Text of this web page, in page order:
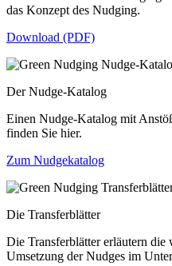
das Konzept des Nudging.
Download (PDF)
Der Nudge-Katalog
Einen Nudge-Katalog mit
finden Sie hier.
Zum Nudgekatalog
Die Transferblätter
Die Transferblätter erläutern
Umsetzung der Nudges im